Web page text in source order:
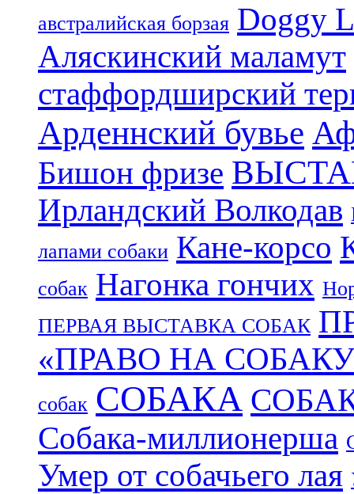
aвстралийская борзая Doggy
Аляскинский маламут
стаффордширский
Арденнский бувье
Бишон фризе
Ирландский Волкодав
лапами собаки Кане-корсо
собак Нагонка гончих
ПЕРВАЯ ВЫСТАВКА СОБАК
«ПРАВО НА
собак СОБАКА
Собака-миллионерша
Умер от собачьего лая